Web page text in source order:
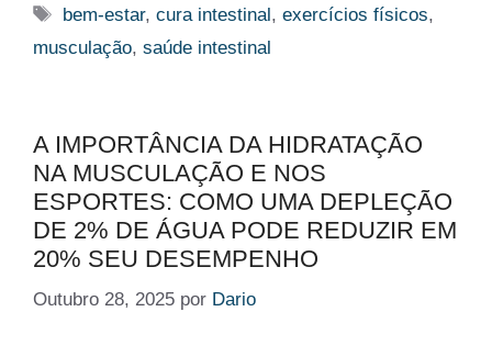
Etiquetas
bem-estar,cura intestinal,exercícios físicos,
musculação, saúde intestinal
A IMPORTÂNCIA DA HIDRATAÇÃO
NA MUSCULAÇÃO E NOS
ESPORTES: COMO UMA DEPLEÇÃO
DE 2% DE ÁGUA PODE REDUZIR EM
20% SEU DESEMPENHO
Outubro 28, 2025 por Dario